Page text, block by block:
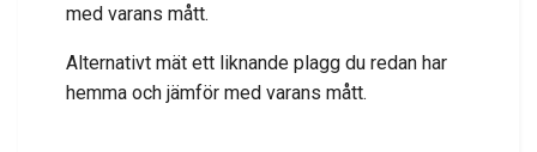
med varans mått.
Alternativt mät ett liknande plagg du redan har
hemma och jämför med varans mått.